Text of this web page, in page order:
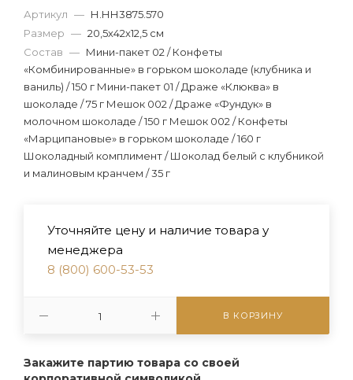
Артикул — Н.НН3875.570
Размер — 20,5х42х12,5 см
Состав — Мини-пакет 02 / Конфеты
«Комбинированные» в горьком шоколаде (клубника и
ваниль) / 150 г Мини-пакет 01 / Драже «Клюква» в
шоколаде / 75 г Мешок 002 / Драже «Фундук» в
молочном шоколаде / 150 г Мешок 002 / Конфеты
«Марципановые» в горьком шоколаде / 160 г
Шоколадный комплимент / Шоколад белый с клубникой
и малиновым кранчем / 35 г
Уточняйте цену и наличие товара у
менеджера
8 (800) 600-53-53
В КОРЗИНУ
Закажите партию товара со своей